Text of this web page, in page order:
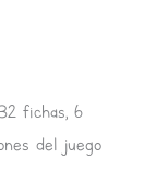
fichas, 6
del juego